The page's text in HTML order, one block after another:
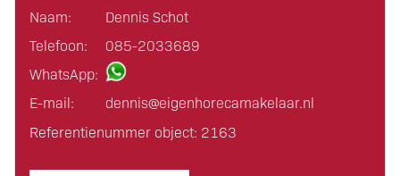
Naam:
Dennis Schot
Telefoon:
085-2033689
WhatsApp:
E-mail:
dennis@eigen­horeca­makelaar.nl
Referentienummer object: 2163